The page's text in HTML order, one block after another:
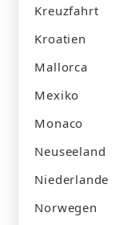
Kreuzfahrt
Kroatien
Mallorca
Mexiko
Monaco
Neuseeland
Niederlande
Norwegen